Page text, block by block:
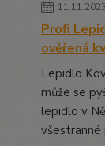
11.11.2023
Profi
ověřená
Lepidlo
může se
lepidlo v
všestranné